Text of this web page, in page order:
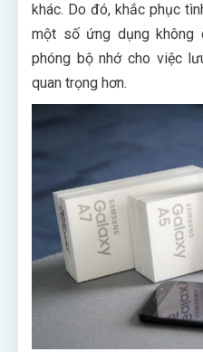
khác. Do đó, khắc phục
một số ứng dụng không
phóng bộ nhớ cho việc
quan trọng hơn.